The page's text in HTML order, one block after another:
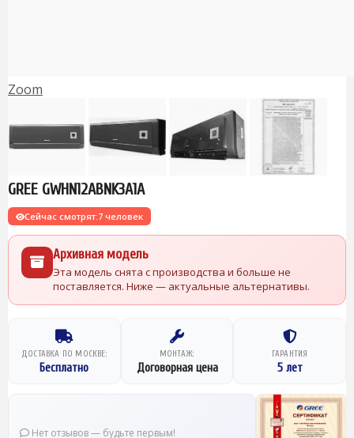
Zoom
GREE GWHN12ABNK3A1A
Сейчас смотрят:7 человек
Архивная модель
Эта модель снята с производства и больше не
поставляется. Ниже — актуальные альтернативы.
ДОСТАВКА ПО МОСКВЕ:
Бесплатно
МОНТАЖ:
Договорная цена
ГАРАНТИЯ
5 лет
Нет отзывов — будьте первым!